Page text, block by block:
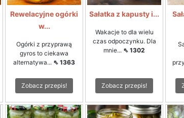
Rewelacyjne ogórki
w...
Ogórki z przyprawą
gyros to ciekawa
alternatywa... ⇖ 1363
Zobacz przepis!
Sałatka z kapusty i...
Wakacje to dla wielu
czas odpoczynku. Dla
mnie... ⇖ 1302
Zobacz przepis!